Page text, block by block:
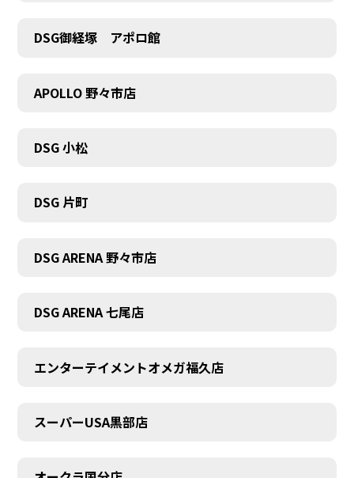
COMPANY
DSG御経塚 アポロ館
APOLLO 野々市店
DSG 小松
DSG 片町
DSG ARENA 野々市店
DSG ARENA 七尾店
エンターテイメントオメガ福久店
スーパーUSA黒部店